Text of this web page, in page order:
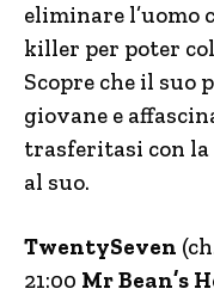
eliminare l’uomo
killer per poter
Scopre che il suo
giovane e
trasferitasi con la
al suo.
TwentySeven
21:00 Mr Bean’s